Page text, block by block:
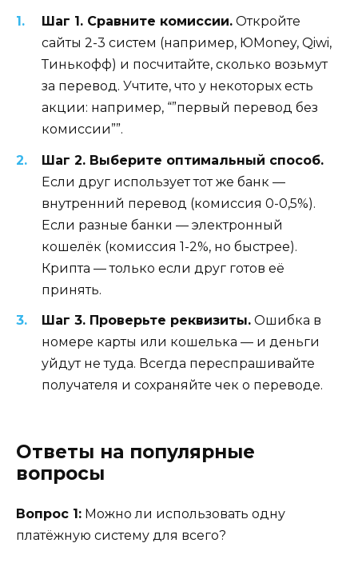
Шаг 1. Сравните комиссии. Откройте
сайты 2-3 систем (например, ЮMoney, Qiwi,
Тинькофф) и посчитайте, сколько возьмут
за перевод. Учтите, что у некоторых есть
акции: например, “”первый перевод без
комиссии””.
Шаг 2. Выберите оптимальный способ.
Если друг использует тот же банк —
внутренний перевод (комиссия 0-0,5%).
Если разные банки — электронный
кошелёк (комиссия 1-2%, но быстрее).
Крипта — только если друг готов её
принять.
Шаг 3. Проверьте реквизиты. Ошибка в
номере карты или кошелька — и деньги
уйдут не туда. Всегда переспрашивайте
получателя и сохраняйте чек о переводе.
Ответы на популярные
вопросы
Вопрос 1: Можно ли использовать одну
платёжную систему для всего?